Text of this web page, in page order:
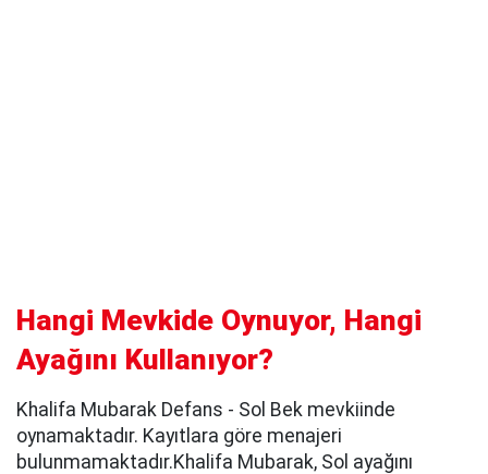
Hangi Mevkide Oynuyor, Hangi
Ayağını Kullanıyor?
Khalifa Mubarak Defans - Sol Bek mevkiinde
oynamaktadır. Kayıtlara göre menajeri
bulunmamaktadır.Khalifa Mubarak, Sol ayağını